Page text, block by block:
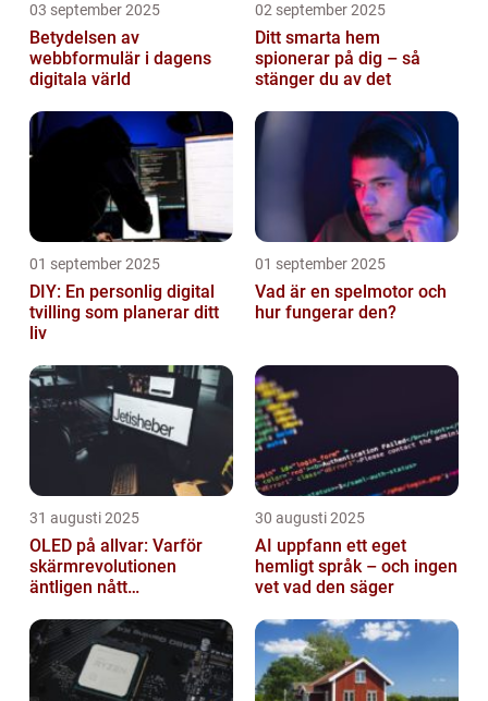
03 september 2025
Betydelsen av
webbformulär i dagens
digitala värld
02 september 2025
Ditt smarta hem
spionerar på dig – så
stänger du av det
01 september 2025
DIY: En personlig digital
tvilling som planerar ditt
liv
01 september 2025
Vad är en spelmotor och
hur fungerar den?
31 augusti 2025
OLED på allvar: Varför
skärmrevolutionen
äntligen nått
30 augusti 2025
AI uppfann ett eget
hemligt språk – och ingen
vet vad den säger